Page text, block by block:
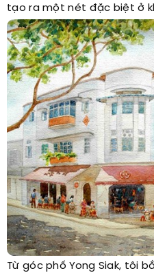
tạo ra một nét đặc biệt ở
Từ góc phố Yong Siak, tôi